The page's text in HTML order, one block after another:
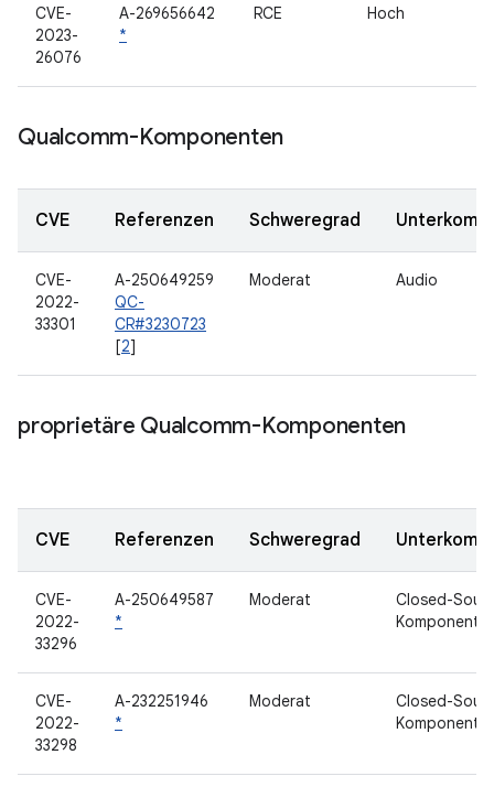
CVE-
2023-
26076
A-269656642
*
RCE Hoch
Qualcomm-Komponenten
CVE Referenzen Schweregrad
CVE-
2022-
33301
A-250649259
QC-
CR#3230723
[2]
Moderat Audio
proprietäre Qualcomm-Komponenten
CVE Referenzen Schweregrad
CVE-
2022-
33296
A-250649587
*
Moderat
Closed-
Komponente
CVE-
2022-
33298
A-232251946
*
Moderat
Closed-
Komponente